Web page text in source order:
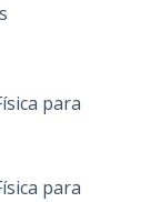
para
para